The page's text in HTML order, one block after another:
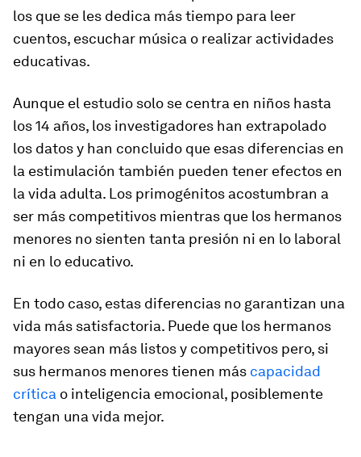
los que se les dedica más tiempo para leer
cuentos, escuchar música o realizar actividades
educativas.
Aunque el estudio solo se centra en niños hasta
los 14 años, los investigadores han extrapolado
los datos y han concluido que esas diferencias en
la estimulación también pueden tener efectos en
la vida adulta. Los primogénitos acostumbran a
ser más competitivos mientras que los hermanos
menores no sienten tanta presión ni en lo laboral
ni en lo educativo.
En todo caso, estas diferencias no garantizan una
vida más satisfactoria. Puede que los hermanos
mayores sean más listos y competitivos pero, si
sus hermanos menores tienen más capacidad
crítica o inteligencia emocional, posiblemente
tengan una vida mejor.